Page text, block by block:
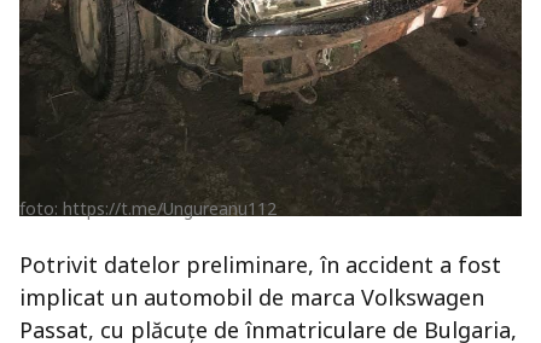
foto: https://t.me/Ungureanu112
Potrivit datelor preliminare, în accident a fost
implicat un automobil de marca Volkswagen
Passat, cu plăcuțe de înmatriculare de Bulgaria,